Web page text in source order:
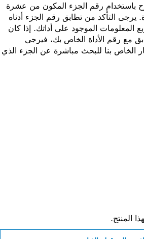
باستخدام رقم الجزء المكون من عشرة
التأكد من تطابق رقم الجزء أدناه
الموجود على أداتك. إذا كان
مع رقم الأداة الخاص بك، فيرجى
الخاص بنا للبحث مباشرة عن الجزء الذي